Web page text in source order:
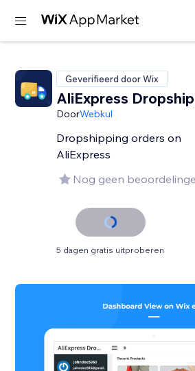
Geverifieerd door Wix
AliExpress
DoorWebkul
Dropshipping orders on
AliExpress
Nog geen
5 dagen gratis uitproberen